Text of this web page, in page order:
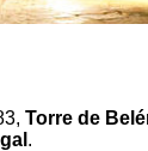
Torre de
.